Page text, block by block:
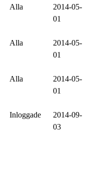
Alla
2014-05-
01
Alla
2014-05-
01
Alla
2014-05-
01
Inloggade
2014-09-
03